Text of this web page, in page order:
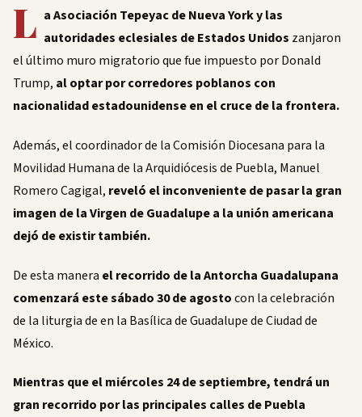
L a Asociación Tepeyac de Nueva York y las
autoridades eclesiales de Estados Unidos zanjaron
el último muro migratorio que fue impuesto por Donald
Trump, al optar por corredores poblanos con
nacionalidad estadounidense en el cruce de la frontera.
Además, el coordinador de la Comisión Diocesana para la
Movilidad Humana de la Arquidiócesis de Puebla, Manuel
Romero Cagigal, reveló el inconveniente de pasar la gran
imagen de la Virgen de Guadalupe a la unión americana
dejó de existir también.
De esta manera el recorrido de la Antorcha Guadalupana
comenzará este sábado 30 de agostocon la celebración
de la liturgia de en la Basílica de Guadalupe de Ciudad de
México.
Mientras que el miércoles 24 de septiembre, tendrá un
gran recorrido por las principales calles de Puebla